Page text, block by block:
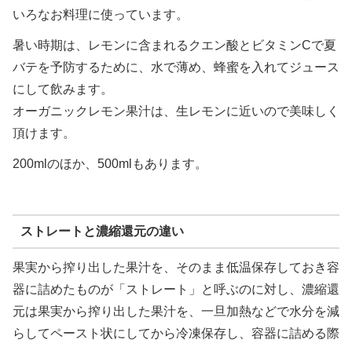
いろなお料理に使っています。
暑い時期は、レモンに含まれるクエン酸とビタミンCで夏
バテを予防するために、水で薄め、蜂蜜を入れてジュース
にして飲みます。
オーガニックレモン果汁は、生レモンに近いので美味しく
頂けます。
200mlのほか、500mlもあります。
ストレートと濃縮還元の違い
果実から搾り出した果汁を、そのまま低温保存しておき容
器に詰めたものが「ストレート」と呼ぶのに対し、濃縮還
元は果実から搾り出した果汁を、一旦加熱などで水分を減
らしてペースト状にしてから冷凍保存し、容器に詰める際